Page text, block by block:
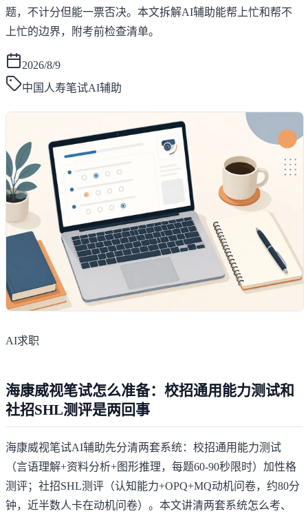
题，不计分但能一票否决。本文拆解AI辅助能帮上忙和帮不
上忙的边界，附考前检查清单。
2026/8/9
中国人寿笔试AI辅助
AI求职
海康威视笔试怎么准备：校招通用能力测试和
社招SHL测评是两回事
海康威视笔试AI辅助先分清两套系统：校招通用能力测试
（言语理解+资料分析+图形推理，每题60-90秒限时）加性格
测评；社招SHL测评（认知能力+OPQ+MQ动机问卷，约80分
钟，近半数人卡在动机问卷）。本文讲清两套系统怎么考、